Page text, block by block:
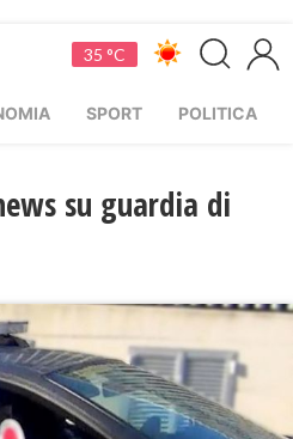
35 °C
SPORT POLITICA
su guardia di